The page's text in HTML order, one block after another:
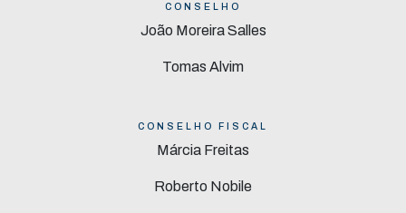
CONSELHO
João Moreira Salles
Tomas Alvim
CONSELHO FISCAL
Márcia Freitas
Roberto Nobile